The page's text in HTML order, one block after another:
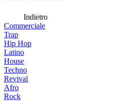
Indietro
Commerciale
Trap
Hip Hop
Latino
House
Techno
Revival
Afro
Rock